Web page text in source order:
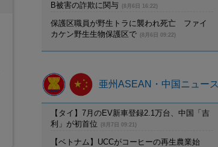
B被害の詐欺に関与
(8月6日 16:22)
保護区職員が野生トラに襲われ死亡 ファイ
カケン野生生物保護区で
(8月6日 09:22)
亜州ASEAN・中国ニュース
【タイ】7月のEV新車登録2.1万台、中国「吉
利」が初首位
(8月7日 09:21)
【ベトナム】UCCがコーヒーの再生農業始